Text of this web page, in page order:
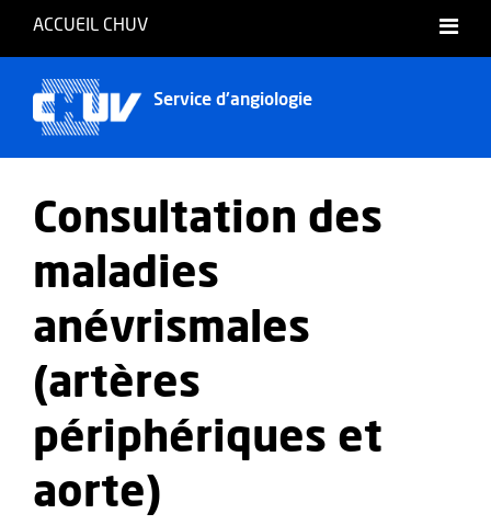
ACCUEIL CHUV
Service d'angiologie
Consultation des
maladies
anévrismales
(artères
périphériques et
aorte)